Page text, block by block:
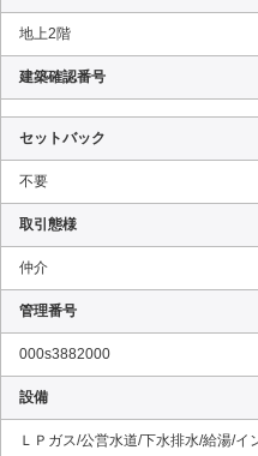
地上2階
建築確認番号
セットバック
不要
取引態様
仲介
管理番号
000s3882000
設備
ＬＰガス/公営水道/下水排水/給湯/